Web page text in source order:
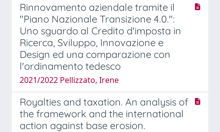
Rinnovamento aziendale tramite il
"Piano Nazionale Transizione 4.0.":
Uno sguardo al Credito d'imposta in
Ricerca, Sviluppo, Innovazione e
Design ed una comparazione con
l'ordinamento tedesco
2021/2022 Pellizzato, Irene
Royalties and taxation. An analysis of
the framework and the international
action against base erosion.